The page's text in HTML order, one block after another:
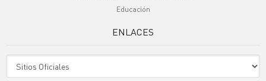
Educación
ENLACES